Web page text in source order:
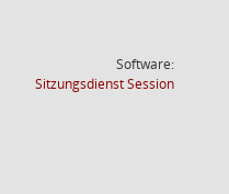
Software:
SitzungsdienstSession(Wird in